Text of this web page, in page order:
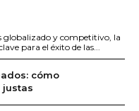
globalizado y competitivo, la
para el éxito de las...
cómo
justas